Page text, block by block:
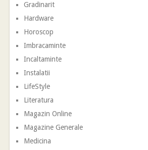
Gradinarit
Hardware
Horoscop
Imbracaminte
Incaltaminte
Instalatii
LifeStyle
Literatura
Magazin Online
Magazine Generale
Medicina